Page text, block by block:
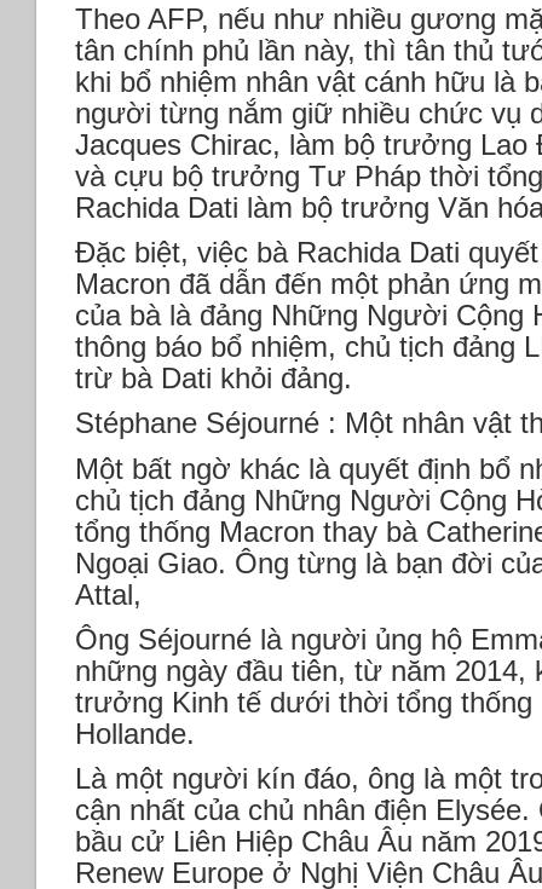
Theo AFP, nếu như nhiều gương
tân chính phủ lần này, thì tân thủ
khi bổ nhiệm nhân vật cánh hữu là
người từng nắm giữ nhiều chức vụ
Jacques Chirac, làm bộ trưởng
và cựu bộ trưởng Tư Pháp thời
Rachida Dati làm bộ trưởng Văn
Đặc biệt, việc bà Rachida Dati
Macron đã dẫn đến một phản ứng
của bà là đảng Những Người Cộng
thông báo bổ nhiệm, chủ tịch đảng
trừ bà Dati khỏi đảng.
Stéphane Séjourné : Một nhân vật
Một bất ngờ khác là quyết định bổ
chủ tịch đảng Những Người Cộng
tổng thống Macron thay bà
Ngoại Giao. Ông từng là bạn đời
Attal,
Ông Séjourné là người ủng hộ
những ngày đầu tiên, từ năm 2014,
trưởng Kinh tế dưới thời tổng thống
Hollande.
Là một người kín đáo, ông là một
cận nhất của chủ nhân điện
bầu cử Liên Hiệp Châu Âu năm
Renew Europe ở Nghị Viện Châu